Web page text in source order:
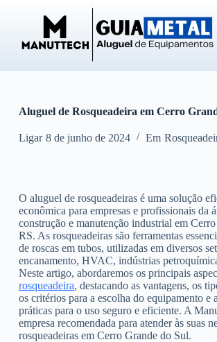
ú
d
o
Aluguel de Rosqueadeira em Cerro
Ligar 8 de junho de 2024 Em
O aluguel de rosqueadeiras é uma solução
econômica para empresas e profissionais da
construção e manutenção industrial em
RS. As rosqueadeiras são ferramentas
de roscas em tubos, utilizadas em diversos
encanamento, HVAC, indústrias
Neste artigo, abordaremos os principais
rosqueadeira, destacando as vantagens, os
os critérios para a escolha do equipamento e
práticas para o uso seguro e eficiente. A
empresa recomendada para atender às suas
rosqueadeiras em Cerro Grande do Sul.